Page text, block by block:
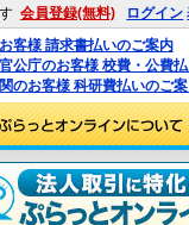
会員登録(無料) ログイン
客様 請求書払いのご案内
公庁のお客様 校費・公費
のお客様 科研費払いのご